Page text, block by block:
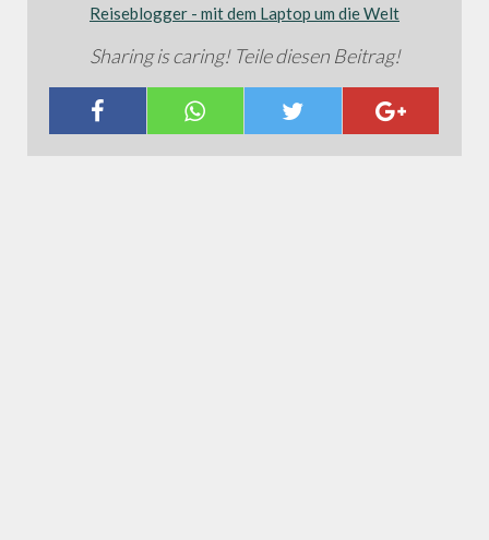
Reiseblogger - mit dem Laptop um die Welt
Sharing is caring! Teile diesen Beitrag!